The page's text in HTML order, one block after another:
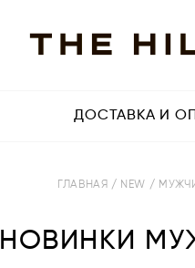
ДОСТАВКА И
ГЛАВНАЯ / NEW /
НОВИНКИ